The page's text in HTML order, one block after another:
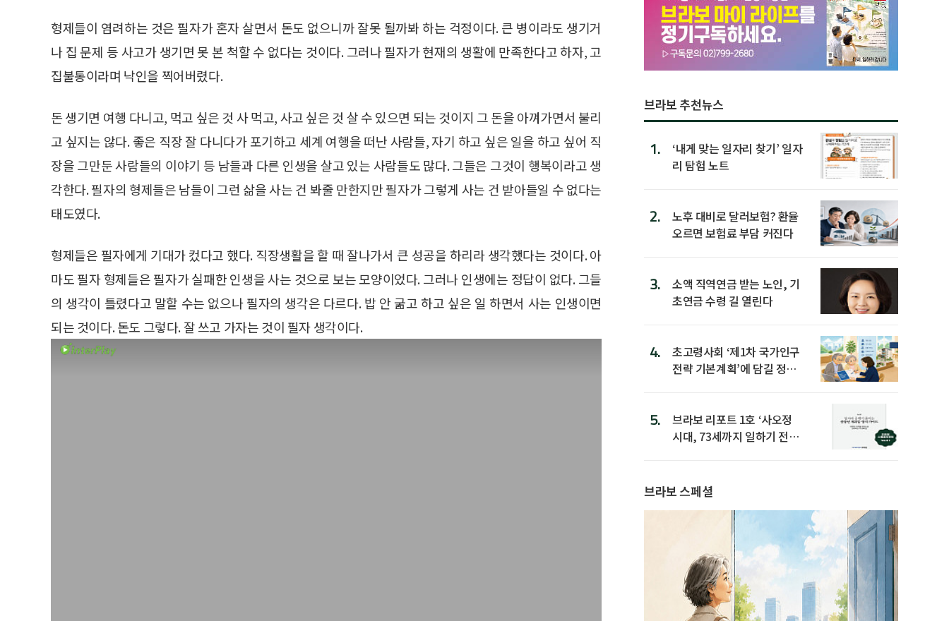
형제들이 염려하는 것은 필자가 혼자 살면서 돈도 없으니까 잘못 될까봐 하는 걱정이다. 큰 병이라도 생기거
나 집 문제 등 사고가 생기면 못 본 척할 수 없다는 것이다. 그러나 필자가 현재의 생활에 만족한다고 하자, 고
집불통이라며 낙인을 찍어버렸다.
돈 생기면 여행 다니고, 먹고 싶은 것 사 먹고, 사고 싶은 것 살 수 있으면 되는 것이지 그 돈을 아껴가면서 불리
고 싶지는 않다. 좋은 직장 잘 다니다가 포기하고 세계 여행을 떠난 사람들, 자기 하고 싶은 일을 하고 싶어 직
장을 그만둔 사람들의 이야기 등 남들과 다른 인생을 살고 있는 사람들도 많다. 그들은 그것이 행복이라고 생
각한다. 필자의 형제들은 남들이 그런 삶을 사는 건 봐줄 만한지만 필자가 그렇게 사는 건 받아들일 수 없다는
태도였다.
형제들은 필자에게 기대가 컸다고 했다. 직장생활을 할 때 잘나가서 큰 성공을 하리라 생각했다는 것이다. 아
마도 필자 형제들은 필자가 실패한 인생을 사는 것으로 보는 모양이었다. 그러나 인생에는 정답이 없다. 그들
의 생각이 틀렸다고 말할 수는 없으나 필자의 생각은 다르다. 밥 안 굶고 하고 싶은 일 하면서 사는 인생이면
되는 것이다. 돈도 그렇다. 잘 쓰고 가자는 것이 필자 생각이다.
브라보 추천뉴스
1.
‘내게 맞는 일자리 찾기’ 일자
리 탐험 노트
2.
노후 대비로 달러보험? 환율
오르면 보험료 부담 커진다
3.
소액 직역연금 받는 노인, 기
초연금 수령 길 열린다
4.
초고령사회 ‘제1차 국가인구
전략 기본계획’에 담길 정책
5.
브라보 리포트 1호 ‘사오정
시대, 73세까지 일하기 전략’
브라보 스페셜